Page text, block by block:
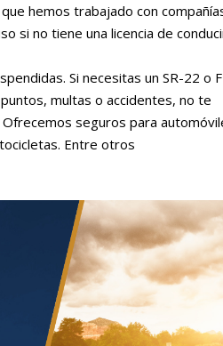
hemos trabajado con
si no tiene una licencia de
Si necesitas un SR-22 o
multas o accidentes, no te
seguros para
Entre otros